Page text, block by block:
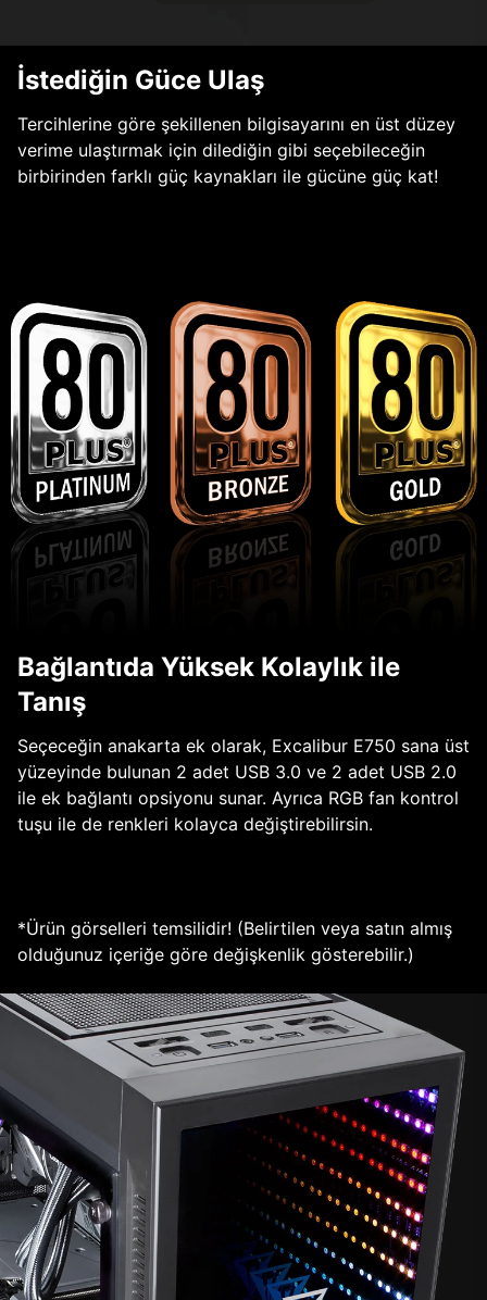
İstediğin Güce Ulaş
Tercihlerine göre şekillenen bilgisayarını en üst düzey
verime ulaştırmak için dilediğin gibi seçebileceğin
birbirinden farklı güç kaynakları ile gücüne güç kat!
Bağlantıda Yüksek Kolaylık ile
Tanış
Seçeceğin anakarta ek olarak, Excalibur E750 sana üst
yüzeyinde bulunan 2 adet USB 3.0 ve 2 adet USB 2.0
ile ek bağlantı opsiyonu sunar. Ayrıca RGB fan kontrol
tuşu ile de renkleri kolayca değiştirebilirsin.
*Ürün görselleri temsilidir! (Belirtilen veya satın almış
olduğunuz içeriğe göre değişkenlik gösterebilir.)